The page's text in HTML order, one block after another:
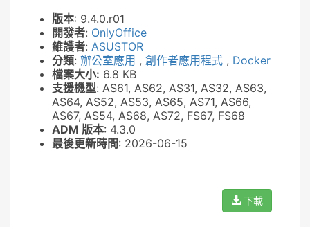
版本: 9.4.0.r01
開發者: OnlyOffice
維護者: ASUSTOR
分類: 辦公室應用 , 創作者應用程式 , Docker
檔案大小: 6.8 KB
支援機型: AS61, AS62, AS31, AS32, AS63,
AS64, AS52, AS53, AS65, AS71, AS66,
AS67, AS54, AS68, AS72, FS67, FS68
ADM 版本: 4.3.0
最後更新時間: 2026-06-15
下載